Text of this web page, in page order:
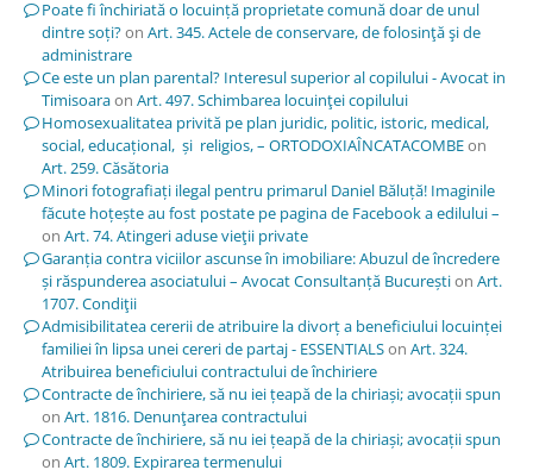
Poate fi închiriată o locuință proprietate comună doar de unul
dintre soți?on Art. 345. Actele de conservare, de folosinţă şi de
administrare
Ce este un plan parental? Interesul superior al copilului - Avocat in
Timisoaraon Art. 497. Schimbarea locuinţei copilului
Homosexualitatea privită pe plan juridic, politic, istoric, medical,
social, educațional, și religios, – ORTODOXIAÎNCATACOMBEon
Art. 259. Căsătoria
Minori fotografiați ilegal pentru primarul Daniel Băluță! Imaginile
făcute hoțește au fost postate pe pagina de Facebook a edilului –
on Art. 74. Atingeri aduse vieţii private
Garanția contra viciilor ascunse în imobiliare: Abuzul de încredere
și răspunderea asociatului – Avocat Consultanță Bucureștion Art.
1707. Condiţii
Admisibilitatea cererii de atribuire la divorț a beneficiului locuinței
familiei în lipsa unei cereri de partaj - ESSENTIALSon Art. 324.
Atribuirea beneficiului contractului de închiriere
Contracte de închiriere, să nu iei țeapă de la chiriași; avocații spun
on Art. 1816. Denunţarea contractului
Contracte de închiriere, să nu iei țeapă de la chiriași; avocații spun
on Art. 1809. Expirarea termenului